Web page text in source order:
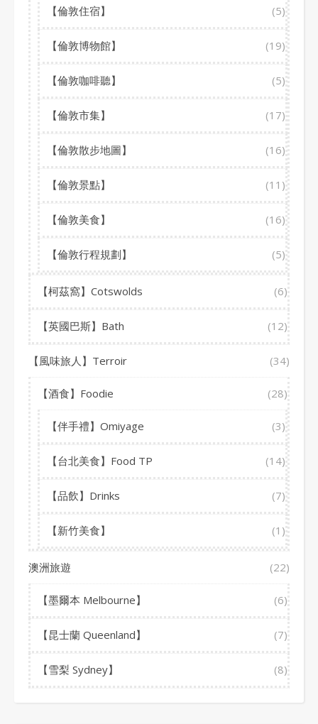
【倫敦住宿】 (5)
【倫敦博物館】 (19)
【倫敦咖啡聽】 (5)
【倫敦市集】 (17)
【倫敦散步地圖】 (16)
【倫敦景點】 (11)
【倫敦美食】 (16)
【倫敦行程規劃】 (5)
【柯茲窩】Cotswolds (6)
【英國巴斯】Bath (12)
【風味旅人】Terroir (34)
【酒食】Foodie (28)
【伴手禮】Omiyage (3)
【台北美食】Food TP (14)
【品飲】Drinks (7)
【新竹美食】 (1)
澳洲旅遊 (22)
【墨爾本 Melbourne】 (6)
【昆士蘭 Queenland】 (7)
【雪梨 Sydney】 (8)